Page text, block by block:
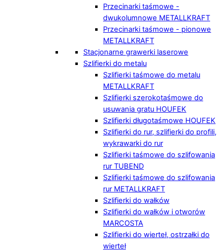
Przecinarki taśmowe -
dwukolumnowe METALLKRAFT
Przecinarki taśmowe - pionowe
METALLKRAFT
Stacjonarne grawerki laserowe
Szlifierki do metalu
Szlifierki taśmowe do metalu
METALLKRAFT
Szlifierki szerokotaśmowe do
usuwania gratu HOUFEK
Szlifierki długotaśmowe HOUFEK
Szlifierki do rur, szlifierki do profili,
wykrawarki do rur
Szlifierki taśmowe do szlifowania
rur TUBEND
Szlifierki taśmowe do szlifowania
rur METALLKRAFT
Szlifierki do wałków
Szlifierki do wałków i otworów
MARCOSTA
Szlifierki do wierteł, ostrzałki do
wierteł